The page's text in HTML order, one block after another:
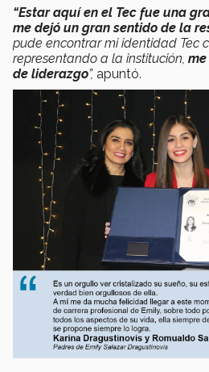
“Estar aquí en el Tec fue una
me dejó un gran sentido de la
pude encontrar mi identidad Tec
representando a la institución,
de liderazgo”, apuntó.